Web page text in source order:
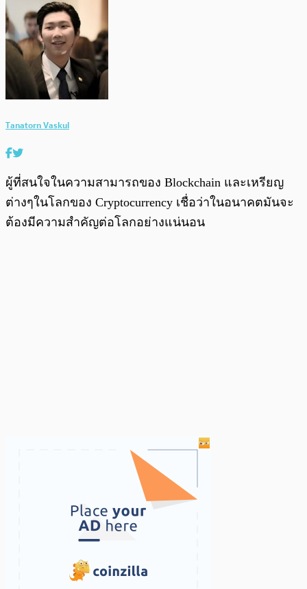
Tanatorn Vaskul
ผู้ที่สนใจในความสามารถของ Blockchain และเหรียญ
ต่างๆในโลกของ Cryptocurrency เชื่อว่าในอนาคตมันจะ
ต้องมีความสำคัญต่อโลกอย่างแน่นอน